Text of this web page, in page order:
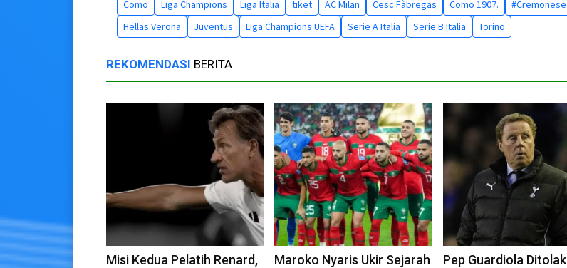
Como Liga Champions Liga Italia tiket AC Milan Cesc Fàbregas Como 1907.
#Cremonese
Hellas Verona
Juventus Liga Champions UEFA Serie A Italia Serie B Italia Torino
REKOMENDASI BERITA
Misi Kedua Pelatih Renard,
Maroko Nyaris Ukir Sejarah
Pep Guardiola Ditolak